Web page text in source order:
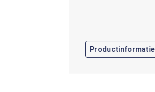
Productinformatie